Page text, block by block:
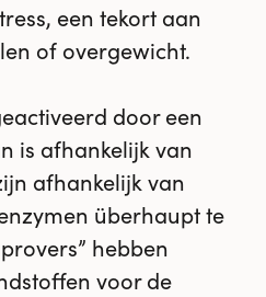
een tekort aan
of overgewicht.
door een
is afhankelijk van
afhankelijk van
überhaupt te
hebben
voor de